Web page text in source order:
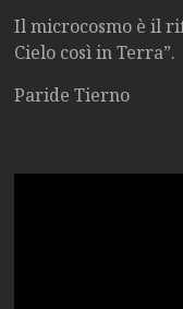
Il microcosmo è il
Cielo così in Terra”.
Paride Tierno